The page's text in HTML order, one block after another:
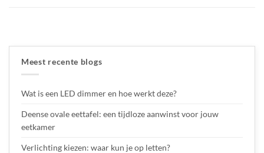
Meest recente blogs
Wat is een LED dimmer en hoe werkt deze?
Deense ovale eettafel: een tijdloze aanwinst voor jouw
eetkamer
Verlichting kiezen: waar kun je op letten?